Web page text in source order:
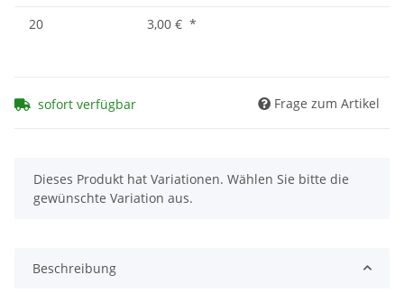
20
3,00 € *
sofort verfügbar Frage zum Artikel
x
Dieses Produkt hat Variationen. Wählen Sie bitte die
gewünschte Variation aus.
Beschreibung